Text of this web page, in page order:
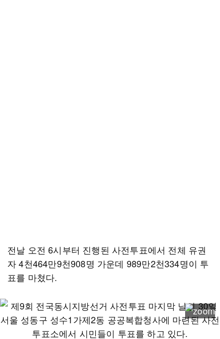
전날 오전 6시부터 진행된 사전투표에서 전체 유권
자 4천464만9천908명 가운데 989만2천334명이 투
표를 마쳤다.